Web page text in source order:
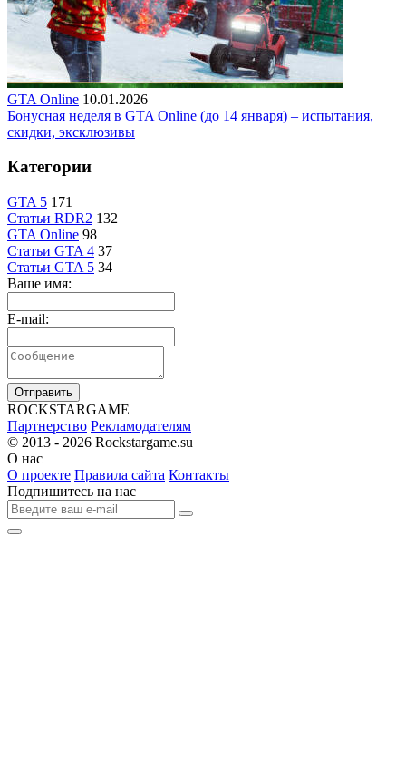
GTA Online 10.01.2026
Бонусная неделя в GTA Online (до 14 января) – испытания,
скидки, эксклюзивы
Категории
GTA 5 171
Статьи RDR2 132
GTA Online 98
Статьи GTA 4 37
Статьи GTA 5 34
Ваше имя:
E-mail:
Отправить
ROCKSTARGAME
Партнерство Рекламодателям
© 2013 - 2026 Rockstargame.su
О нас
О проекте Правила сайта Контакты
Подпишитесь на нас